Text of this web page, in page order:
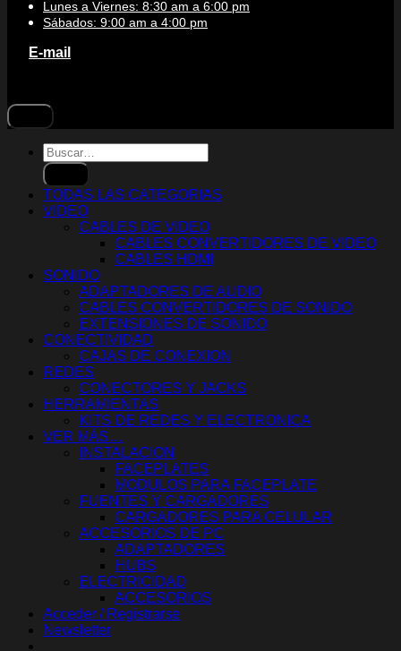
Lunes a Viernes: 8:30 am a 6:00 pm
Sábados: 9:00 am a 4:00 pm
E-mail
Buscar
por:
TODAS LAS CATEGORIAS
VIDEO
CABLES DE VIDEO
CABLES CONVERTIDORES DE VIDEO
CABLES HDMI
SONIDO
ADAPTADORES DE AUDIO
CABLES CONVERTIDORES DE SONIDO
EXTENSIONES DE SONIDO
CONECTIVIDAD
CAJAS DE CONEXION
REDES
CONECTORES Y JACKS
HERRAMIENTAS
KITS DE REDES Y ELECTRONICA
VER MÁS…
INSTALACION
FACEPLATES
MODULOS PARA FACEPLATE
FUENTES Y CARGADORES
CARGADORES PARA CELULAR
ACCESORIOS DE PC
ADAPTADORES
HUBS
ELECTRICIDAD
ACCESORIOS
Acceder / Registrarse
Newsletter